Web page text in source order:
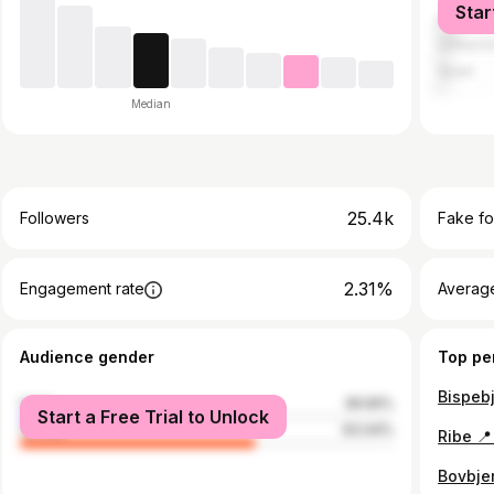
Median
Italy
Followers 25.4k Fake
Engagement rate 2.31%
Audience gender
male
female
Start a Free Trial to Unlock
Top